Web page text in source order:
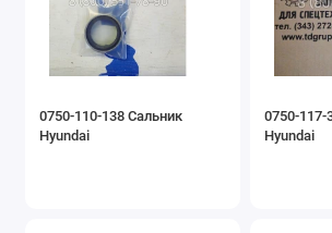
0750-110-138 Сальник
Hyundai
0750-
Hyundai